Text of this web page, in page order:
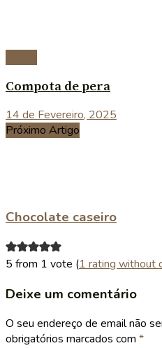
Compota de pera
14 de Fevereiro, 2025
Próximo Artigo
Chocolate caseiro
5 from 1 vote (1 rating without
Deixe um comentário
O seu endereço de email não
obrigatórios marcados com *